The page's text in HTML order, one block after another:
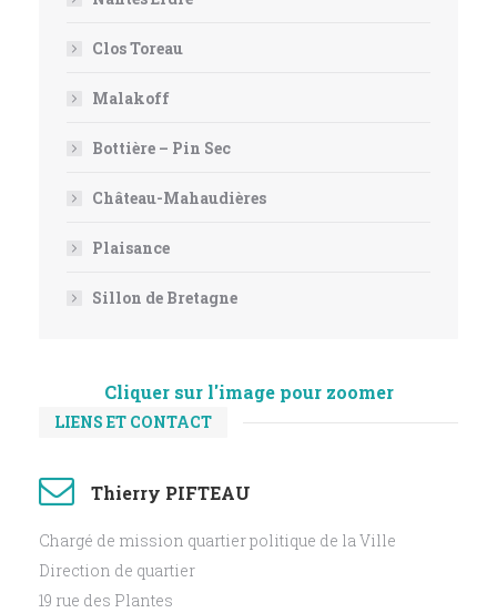
Clos Toreau
Malakoff
Bottière – Pin Sec
Château-Mahaudières
Plaisance
Sillon de Bretagne
Cliquer sur l'image pour zoomer
LIENS ET CONTACT
Thierry PIFTEAU
Chargé de mission quartier politique de la Ville
Direction de quartier
19 rue des Plantes